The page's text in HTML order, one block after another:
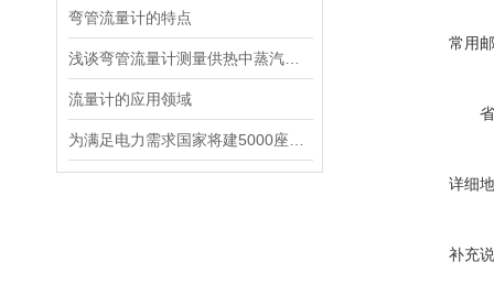
弯管流量计的特点
流量计的应用领域
常用
详细
补充